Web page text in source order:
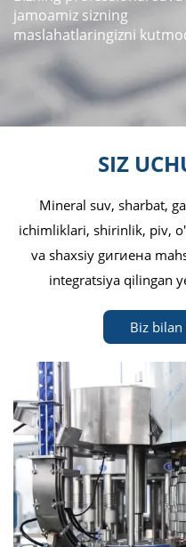
jamoamiz sizning
maslahatlaringizni
SIZ
Mineral suv, sharbat,
ichimliklari, shirinlik, piv,
va shaxsiy gигиена
integratsiya qilingan
Biz bilan